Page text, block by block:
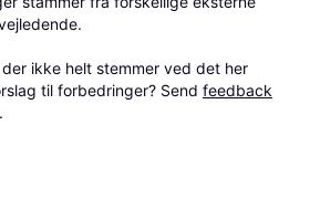
ikke helt stemmer ved det her
til forbedringer? Send feedback
.